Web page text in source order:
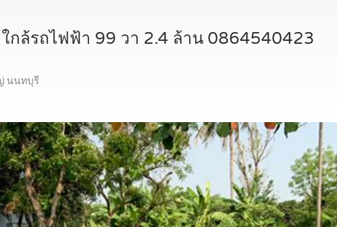
กล้รถไฟฟ้า 99 วา 2.4 ล้าน 0864540423
นนทบุรี